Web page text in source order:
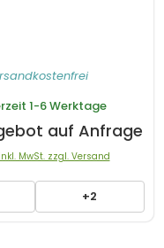
+2
1-6 Werktage
auf Anfrage
MwSt. zzgl. Versand